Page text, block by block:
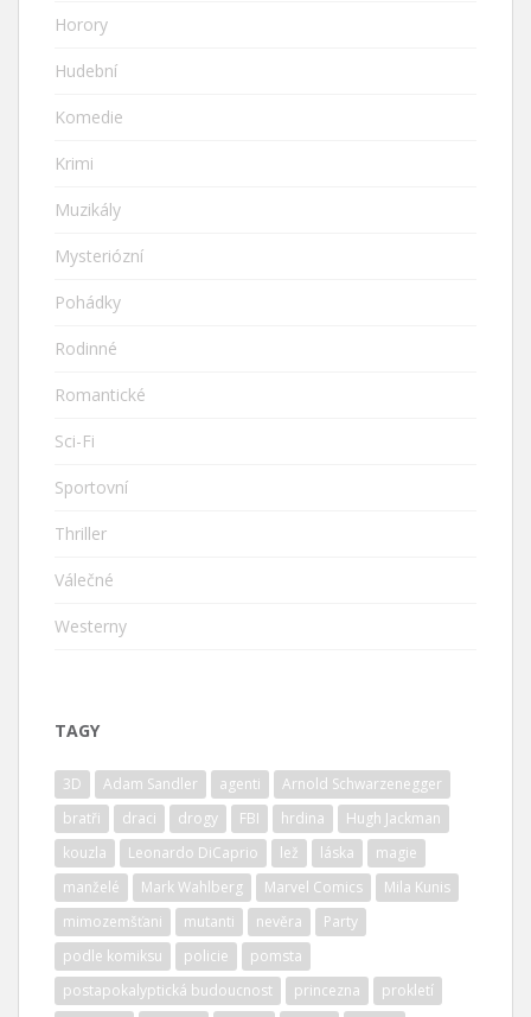
Horory
Hudební
Komedie
Krimi
Muzikály
Mysteriózní
Pohádky
Rodinné
Romantické
Sci-Fi
Sportovní
Thriller
Válečné
Westerny
TAGY
3D Adam Sandler agenti
Arnold Schwarzenegger
bratři
draci drogy FBI hrdina
Hugh Jackman
kouzla
Leonardo DiCaprio lež láska
magie
manželé
Mark Wahlberg Marvel Comics
Mila Kunis
mimozemšťani
mutanti nevěra
Party
podle komiksu
policie
pomsta
postapokalyptická budoucnost
princezna
prokletí